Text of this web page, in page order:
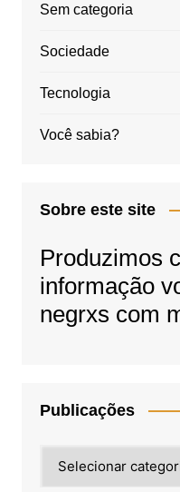
Sem categoria
Sociedade
Tecnologia
Você sabia?
Sobre este site
Produzimos
informação
negrxs com
Publicações